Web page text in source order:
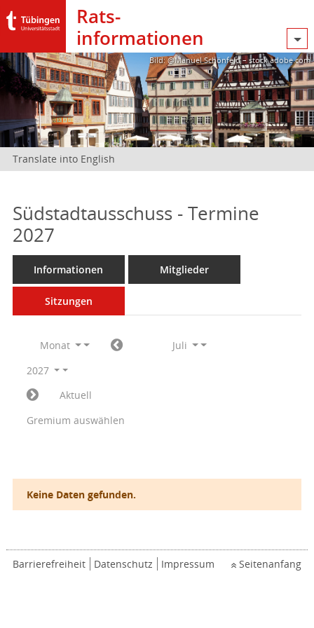
Rats­
informationen
Bild: @Manuel Schönfeld – stock.adobe.com
Translate into English
Südstadtausschuss - Termine
2027
Informationen Mitglieder
Sitzungen
Monat
Juli
2027
Aktuell
Gremium auswählen
Keine Daten gefunden.
Barrierefreiheit Datenschutz Impressum Seitenanfang